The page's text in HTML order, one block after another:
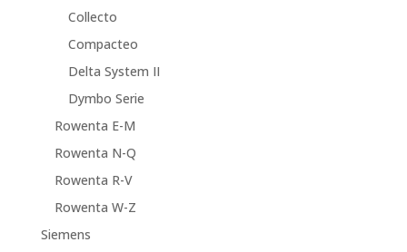
Collecto
Compacteo
Delta System II
Dymbo Serie
Rowenta E-M
Rowenta N-Q
Rowenta R-V
Rowenta W-Z
Siemens